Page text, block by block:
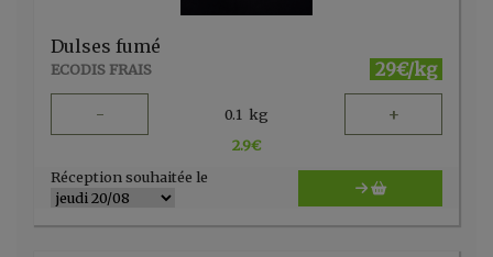
Dulses fumé
ECODIS FRAIS 29€/kg
- 0.1 kg +
2.9€
Réception souhaitée le